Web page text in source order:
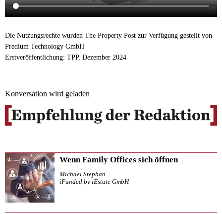
Die Nutzungsrechte wurden The Property Post zur Verfügung gestellt von
Predium Technology GmbH
Erstveröffentlichung: TPP, Dezember 2024
Konversation wird geladen
Wenn Family Offices sich öffnen
Michael Stephan
iFunded by iEstate GmbH